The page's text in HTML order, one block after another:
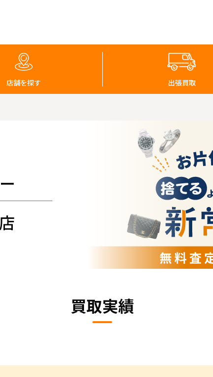
店舗を探す 出張買取
買取実績